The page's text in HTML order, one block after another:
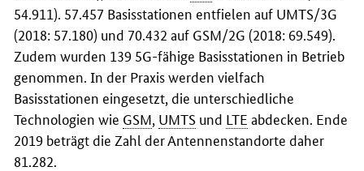
54.911). 57.457 Basisstationen entfielen auf UMTS/3G
(2018: 57.180) und 70.432 auf GSM/2G (2018: 69.549).
Zudem wurden 139 5G-fähige Basisstationen in Betrieb
genommen. In der Praxis werden vielfach
Basisstationen eingesetzt, die unterschiedliche
Technologien wie GSM UMTS und LTE abdecken. Ende
2019 beträgt die Zahl der Antennenstandorte daher
81.282.